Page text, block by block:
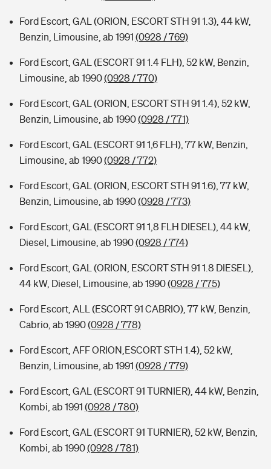
Ford Escort, GAL (ORION, ESCORT STH 91 1.3), 44 kW,
Benzin, Limousine, ab 1991 (0928 / 769)
Ford Escort, GAL (ESCORT 91 1.4 FLH), 52 kW, Benzin,
Limousine, ab 1990(0928 / 770)
Ford Escort, GAL (ORION, ESCORT STH 91 1.4), 52 kW,
Benzin, Limousine, ab 1990(0928 / 771)
Ford Escort, GAL (ESCORT 91 1,6 FLH), 77 kW, Benzin,
Limousine, ab 1990(0928 / 772)
Ford Escort, GAL (ORION, ESCORT STH 91 1.6), 77 kW,
Benzin, Limousine, ab 1990(0928 / 773)
Ford Escort, GAL (ESCORT 91 1,8 FLH DIESEL), 44 kW,
Diesel, Limousine, ab 1990(0928 / 774)
Ford Escort, GAL (ORION, ESCORT STH 91 1.8 DIESEL),
44 kW, Diesel, Limousine, ab 1990(0928 / 775)
Ford Escort, ALL (ESCORT 91 CABRIO), 77 kW, Benzin,
Cabrio, ab 1990(0928 / 778)
Ford Escort, AFF ORION,ESCORT STH 1.4), 52 kW,
Benzin, Limousine, ab 1991 (0928 / 779)
Ford Escort, GAL (ESCORT 91 TURNIER), 44 kW, Benzin,
Kombi, ab 1991 (0928 / 780)
Ford Escort, GAL (ESCORT 91 TURNIER), 52 kW, Benzin,
Kombi, ab 1990(0928 / 781)